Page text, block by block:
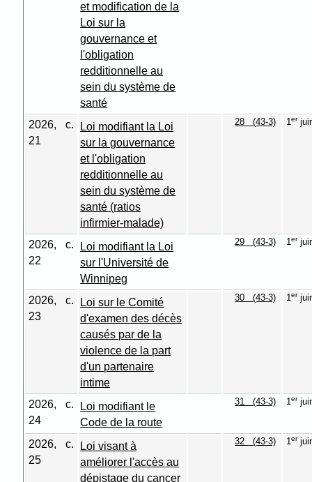
et modification de la
Loi sur la
gouvernance et
l'obligation
redditionnelle au
sein du système de
santé
2026, c.
21
Loi modifiant la Loi
sur la gouvernance
et l'obligation
redditionnelle au
sein du système de
santé (ratios
infirmier-malade)
28 (43-3) 1er
2026, c.
22
Loi modifiant la Loi
sur l'Université de
Winnipeg
29 (43-3) 1er
2026, c.
23
Loi sur le Comité
d'examen des décès
causés par de la
violence de la part
d'un partenaire
intime
30 (43-3) 1er
2026, c.
24
Loi modifiant le
Code de la route
31 (43-3) 1er
2026, c.
25
Loi visant à
améliorer l'accès au
dépistage du cancer
32 (43-3) 1er